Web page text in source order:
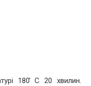
180 ̊С 20 хвилин.